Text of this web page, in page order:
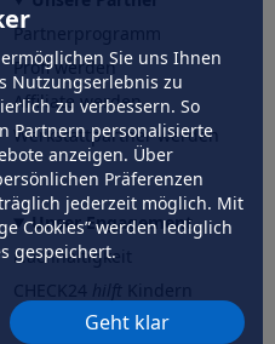
Sie uns Ihnen
Nutzungserlebnis zu
zu verbessern. So
Partnern personalisierte
anzeigen. Über
Präferenzen
jederzeit möglich. Mit
Cookies” werden lediglich
gespeichert.
Geht klar
Partnerprogramm
Profi werden
Affiliate werden
Werkstattpartner werden
Unser Engagement
Nachhaltigkeit
CHECK24hilftder Natur